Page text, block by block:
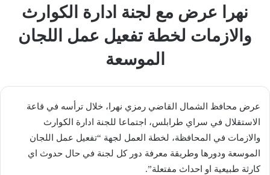
نهرا عرض مع لجنة ادارة الكوارث
والازمات لخطة تفعيل عمل اللجان
الموسعة
عرض محافظ ​الشمال​ القاضي ​رمزي نهرا​، خلال ترأسه في قاعة
الاستقلال في ​سراي طرابلس​، اجتماعا للجنة ادارة الكوارث
والازمات في المحافظة، لخطة العمل لجهة “تفعيل عمل اللجان
الموسعة ودورها وطريقة معرفة دور كل لجنة في حال حدوث اي
كارثة طبيعية او احداث مفتعلة”.